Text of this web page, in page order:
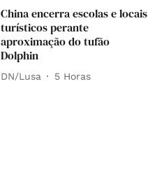
China encerra escolas e locais
turísticos perante
aproximação do tufão
Dolphin
DN/Lusa 5 Horas